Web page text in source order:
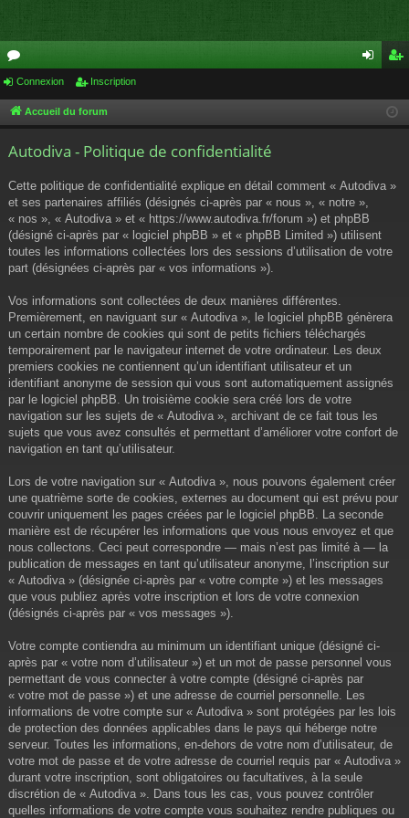
or
u cri
Connexion Inscription
Accueil du forum
Autodiva - Politique de confidentialité
Cette politique de confidentialité explique en détail comment « Autodiva »
et ses partenaires affiliés (désignés ci-après par « nous », « notre »,
« nos », « Autodiva » et « https://www.autodiva.fr/forum ») et phpBB
(désigné ci-après par « logiciel phpBB » et « phpBB Limited ») utilisent
toutes les informations collectées lors des sessions d’utilisation de votre
part (désignées ci-après par « vos informations »).
Vos informations sont collectées de deux manières différentes.
Premièrement, en naviguant sur « Autodiva », le logiciel phpBB génèrera
un certain nombre de cookies qui sont de petits fichiers téléchargés
temporairement par le navigateur internet de votre ordinateur. Les deux
premiers cookies ne contiennent qu’un identifiant utilisateur et un
identifiant anonyme de session qui vous sont automatiquement assignés
par le logiciel phpBB. Un troisième cookie sera créé lors de votre
navigation sur les sujets de « Autodiva », archivant de ce fait tous les
sujets que vous avez consultés et permettant d’améliorer votre confort de
navigation en tant qu’utilisateur.
Lors de votre navigation sur « Autodiva », nous pouvons également créer
une quatrième sorte de cookies, externes au document qui est prévu pour
couvrir uniquement les pages créées par le logiciel phpBB. La seconde
manière est de récupérer les informations que vous nous envoyez et que
nous collectons. Ceci peut correspondre — mais n’est pas limité à — la
publication de messages en tant qu’utilisateur anonyme, l’inscription sur
« Autodiva » (désignée ci-après par « votre compte ») et les messages
que vous publiez après votre inscription et lors de votre connexion
(désignés ci-après par « vos messages »).
Votre compte contiendra au minimum un identifiant unique (désigné ci-
après par « votre nom d’utilisateur ») et un mot de passe personnel vous
permettant de vous connecter à votre compte (désigné ci-après par
« votre mot de passe ») et une adresse de courriel personnelle. Les
informations de votre compte sur « Autodiva » sont protégées par les lois
de protection des données applicables dans le pays qui héberge notre
serveur. Toutes les informations, en-dehors de votre nom d’utilisateur, de
votre mot de passe et de votre adresse de courriel requis par « Autodiva »
durant votre inscription, sont obligatoires ou facultatives, à la seule
discrétion de « Autodiva ». Dans tous les cas, vous pouvez contrôler
quelles informations de votre compte vous souhaitez rendre publiques ou